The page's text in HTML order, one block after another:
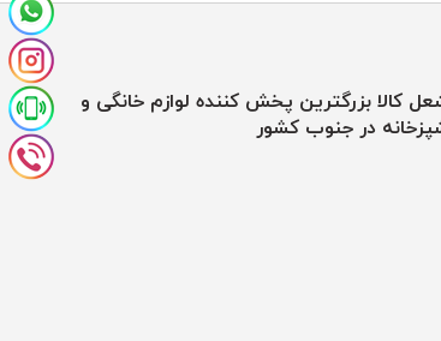
کالا بزرگترین پخش کننده لوازم خانگی و
در جنوب کشور